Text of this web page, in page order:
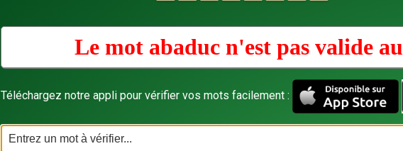
Le mot abaduc n'est pas valide au
Téléchargez notre appli pour vérifier vos mots facilement :